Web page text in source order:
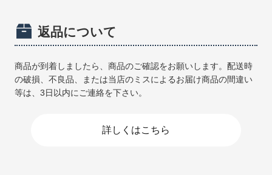
返品について
商品が到着しましたら、商品のご確認をお願いします。配送時
の破損、不良品、または当店のミスによるお届け商品の間違い
等は、3日以内にご連絡を下さい。
詳しくはこちら